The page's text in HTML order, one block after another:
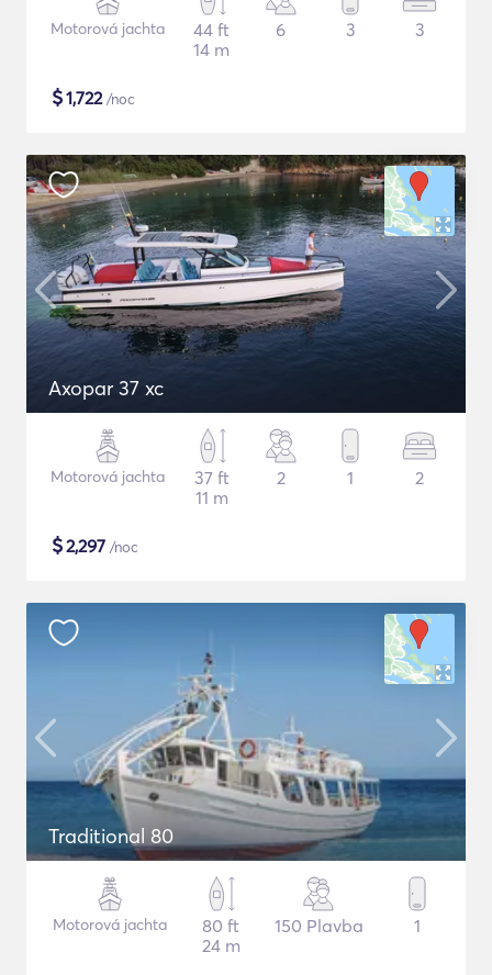
Motorová jachta
44 ft
14 m
6 3 3
$1,722/noc
Axopar 37 xc
Motorová jachta
37 ft
11 m
2 1 2
$2,297 /noc
Traditional 80
Motorová jachta
80 ft
24 m
150 Plavba 1